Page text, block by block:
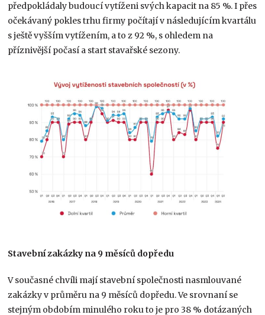
předpokládaly budoucí vytíženi svých kapacit na 85 %. I přes
očekávaný pokles trhu firmy počítají v následujícím kvartálu
s ještě vyšším vytížením, a to z 92 %, s ohledem na
příznivější počasí a start stavařské sezony.
Stavební zakázky na 9 měsíců dopředu
V současné chvíli mají stavební společnosti nasmlouvané
zakázky v průměru na 9 měsíců dopředu. Ve srovnaní se
stejným obdobím minulého roku to je pro 38 % dotázaných